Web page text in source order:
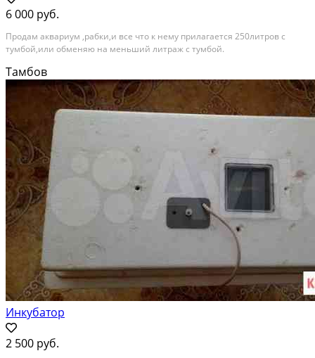
6 000 руб.
Продам аквариум ,рабки,и все что к нему прилагается 250литров с
тумбой,или обменяю на меньший литраж с тумбой.
Тамбов
Инкубатор
2 500 руб.